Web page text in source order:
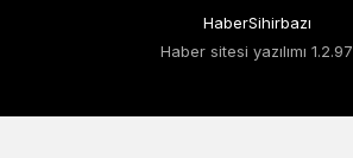
HaberSihirbazı
Haber sitesi yazılımı 1.2.97